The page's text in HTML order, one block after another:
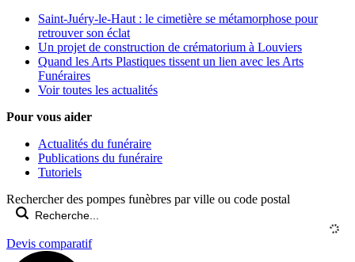
Saint-Juéry-le-Haut : le cimetière se métamorphose pour
retrouver son éclat
Un projet de construction de crématorium à Louviers
Quand les Arts Plastiques tissent un lien avec les Arts
Funéraires
Voir toutes les actualités
Pour vous aider
Actualités du funéraire
Publications du funéraire
Tutoriels
Rechercher des pompes funèbres par ville ou code postal
Devis comparatif